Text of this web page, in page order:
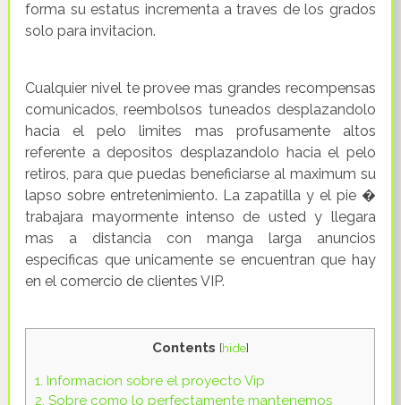
forma su estatus incrementa a traves de los grados
solo para invitacion.
Cualquier nivel te provee mas grandes recompensas
comunicados, reembolsos tuneados desplazandolo
hacia el pelo limites mas profusamente altos
referente a depositos desplazandolo hacia el pelo
retiros, para que puedas beneficiarse al maximum su
lapso sobre entretenimiento. La zapatilla y el pie �
trabajara mayormente intenso de usted y llegara
mas a distancia con manga larga anuncios
especificas que unicamente se encuentran que hay
en el comercio de clientes VIP.
Contents [hide]
1. Informacion sobre el proyecto Vip
2. Sobre como lo perfectamente mantenemos